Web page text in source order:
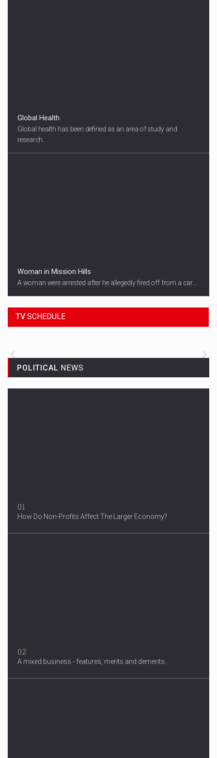
Global Health
Global health has been defined as an area of study and
research...
Woman in Mission Hills
A woman were arrested after he allegedly fired off from a car...
TV SCHEDULE
22:00
KERRY THOMAS WILL TAKE YOU TO NEWS
POLITICAL NEWS
01
How Do Non-Profits Affect The Larger Economy?
02
A mixed business - features, merits and demerits...